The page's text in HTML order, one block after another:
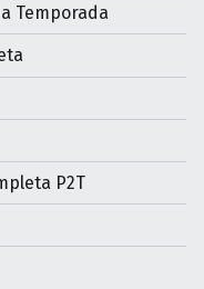
Temporada
P2T